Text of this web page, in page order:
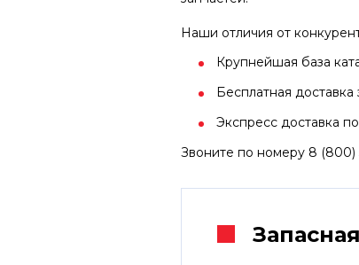
Наши отличия от
Крупнейшая база
Бесплатная
Экспресс доставка
Звоните по номеру 8 (800)